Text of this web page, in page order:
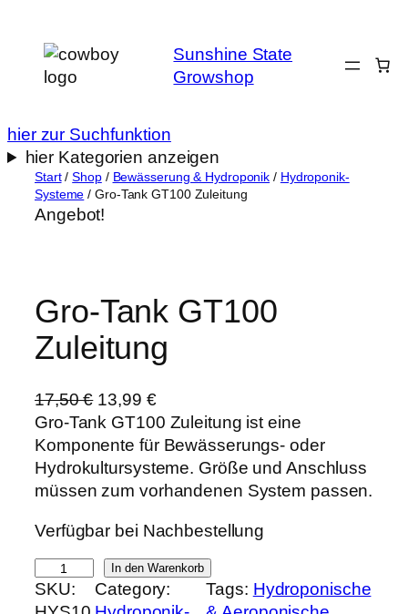
Inhalt
springen
Sunshine State
Growshop
hier zur Suchfunktion
hier Kategorien anzeigen
Start/Shop/ Bewässerung & Hydroponik / Hydroponik-
Systeme / Gro-Tank GT100 Zuleitung
Angebot!
Gro-Tank GT100
Zuleitung
17,50€ U
r
s
p
r
n
g
l
i
13,99 €A
k
t
u
e
l
e
r
P
Gro-Tank GT100 Zuleitung ist eine
Komponente für Bewässerungs- oder
Hydrokultursysteme. Größe und Anschluss
müssen zum vorhandenen System passen.
Verfügbar bei Nachbestellung
r
In den Warenkorb
SKU:
Category:
Tags: Hydroponische